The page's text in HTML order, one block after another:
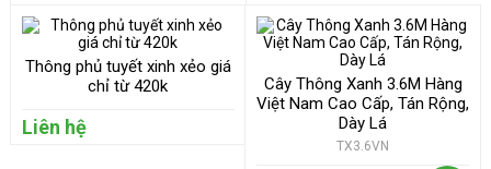
Thông phủ tuyết xinh xẻo giá
chỉ từ 420k
Liên hệ
Cây Thông Xanh 3.6M Hàng
Việt Nam Cao Cấp, Tán Rộng,
Dày Lá
TX3.6VN